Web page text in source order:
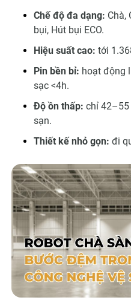
Chế độ đa dạng: Chà,
bụi, Hút bụi ECO.
Hiệu suất cao: tới
Pin bền bỉ: hoạt động
sạc <4h.
Độ ồn thấp: chỉ 42–55
sạn.
Thiết kế nhỏ gọn: đi